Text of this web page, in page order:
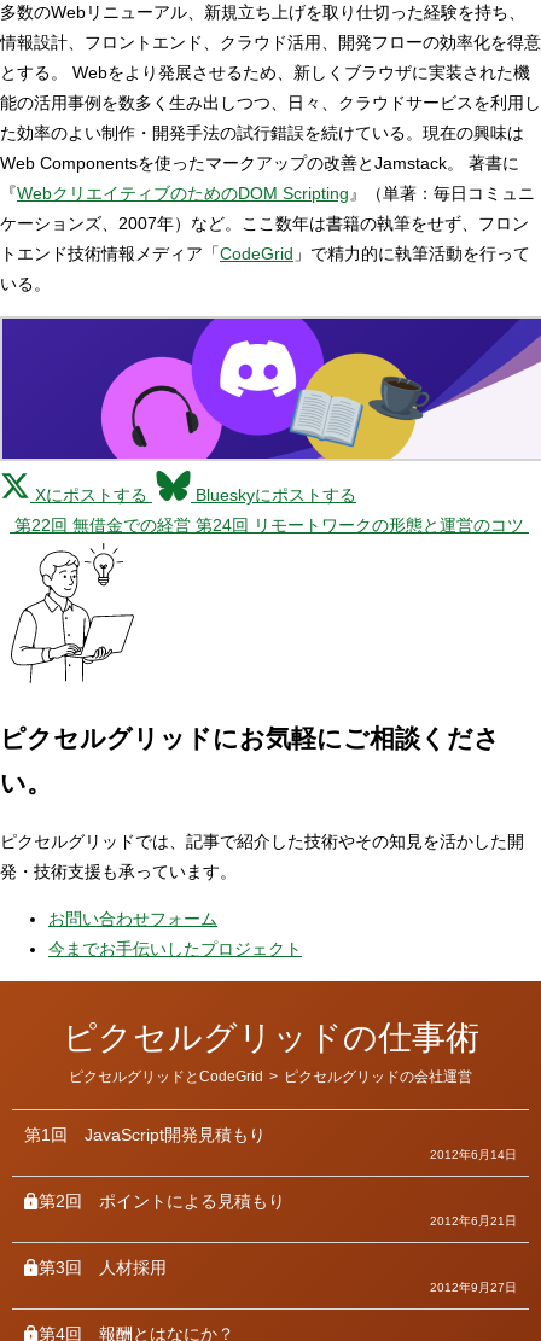
多数のWebリニューアル、新規立ち上げを取り仕切った経験を持ち、
情報設計、フロントエンド、クラウド活用、開発フローの効率化を得意
とする。 Webをより発展させるため、新しくブラウザに実装された機
能の活用事例を数多く生み出しつつ、日々、クラウドサービスを利用し
た効率のよい制作・開発手法の試行錯誤を続けている。現在の興味は
Web Componentsを使ったマークアップの改善とJamstack。 著書に
『WebクリエイティブのためのDOM Scripting 』（単著：毎日コミュニ
ケーションズ、2007年）など。ここ数年は書籍の執筆をせず、フロン
トエンド技術情報メディア「CodeGrid 」で精力的に執筆活動を行って
いる。
Xにポストする
Blueskyにポストする
第22回 無借金での経営 第24回 リモートワークの形態と運営のコツ
ピクセルグリッドにお気軽にご相談くださ
い。
ピクセルグリッドでは、記事で紹介した技術やその知見を活かした開
発・技術支援も承っています。
お問い合わせフォーム
今までお手伝いしたプロジェクト
ピクセルグリッドの仕事術
カ
ゴ
ピクセルグリッドとCodeGrid > ピクセルグリッドの会社運営
第1回 JavaScript開発見積もり
2012年6月14日
第2回 ポイントによる見積もり
2012年6月21日
第3回 人材採用
2012年9月27日
第4回 報酬とはなにか？